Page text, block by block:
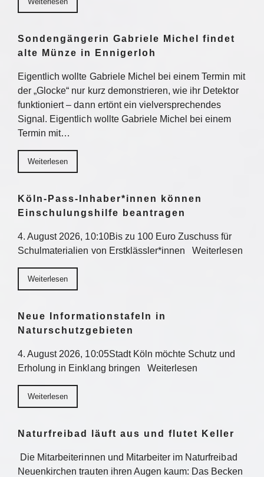
Sondengängerin Gabriele Michel findet
alte Münze in Ennigerloh
Eigentlich wollte Gabriele Michel bei einem Termin mit
der „Glocke“ nur kurz demonstrieren, wie ihr Detektor
funktioniert – dann ertönt ein vielversprechendes
Signal. Eigentlich wollte Gabriele Michel bei einem
Termin mit…
Weiterlesen
Köln-Pass-Inhaber*innen können
Einschulungshilfe beantragen
4. August 2026, 10:10Bis zu 100 Euro Zuschuss für
Schulmaterialien von Erstklässler*innen Weiterlesen
Weiterlesen
Neue Informationstafeln in
Naturschutzgebieten
4. August 2026, 10:05Stadt Köln möchte Schutz und
Erholung in Einklang bringen Weiterlesen
Weiterlesen
Naturfreibad läuft aus und flutet Keller
Die Mitarbeiterinnen und Mitarbeiter im Naturfreibad
Neuenkirchen trauten ihren Augen kaum: Das Becken